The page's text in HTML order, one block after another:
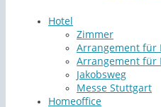
Hotel
Zimmer
Arrangement für
Arrangement
Jakobsweg
Messe Stuttgart
Homeoffice